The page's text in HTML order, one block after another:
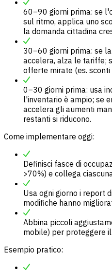
60–90 giorni prima: se
sul ritmo, applica uno
la domanda cittadina
30–60 giorni prima: se
accelera, alza le tariffe;
offerte mirate (es.
0–30 giorni prima: usa
l'inventario è ampio; se
accelera gli aumenti
restanti si riducono.
Come implementare oggi:
Definisci fasce di
>70%) e collega
Usa ogni giorno i report
modifiche hanno
Abbina piccoli
mobile) per proteggere il
Esempio pratico: